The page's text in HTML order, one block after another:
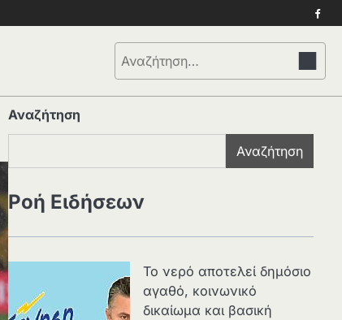
Αναζήτηση
για:
Αναζήτηση
Αναζήτηση
Ροή Ειδήσεων
Το νερό αποτελεί δημόσιο
αγαθό, κοινωνικό
δικαίωμα και βασική